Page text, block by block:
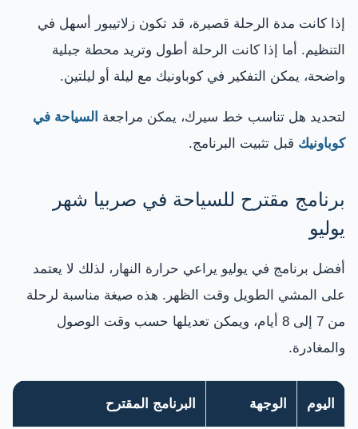
إذا كانت مدة الرحلة قصيرة، قد تكون زلاتيبور أسهل في
التنظيم. أما إذا كانت الرحلة أطول وتريد محطة جبلية
واضحة، يمكن التفكير في كوباونيك مع ليلة أو ليلتين.
لتحديد هل تناسب خط سيرك، يمكن مراجعة السياحة في
كوباونيك قبل تثبيت البرنامج.
برنامج مقترح للسياحة في صربيا شهر
يوليو
أفضل برنامج في يوليو يراعي حرارة النهار، لذلك لا يعتمد
على المشي الطويل وقت الظهر. هذه صيغة مناسبة لرحلة
من 7 إلى 8 أيام، ويمكن تعديلها حسب وقت الوصول
والمغادرة.
اليوم الوجهة البرنامج المقترح